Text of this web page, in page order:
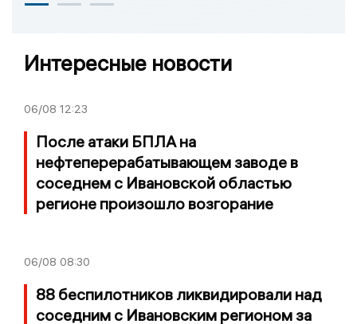
Интересные новости
06/08 12:23
После атаки БПЛА на
нефтеперерабатывающем заводе в
соседнем с Ивановской областью
регионе произошло возгорание
06/08 08:30
88 беспилотников ликвидировали над
соседним с Ивановским регионом за